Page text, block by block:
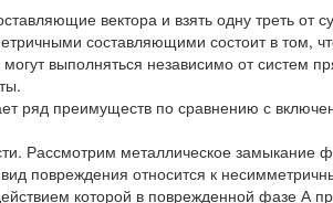
вектора и взять одну треть от
составляющими состоит в том,
выполняться независимо от систем
ряд преимуществ по сравнению с
Рассмотрим металлическое замыкание
повреждения относится к
которой в поврежденной фазе А